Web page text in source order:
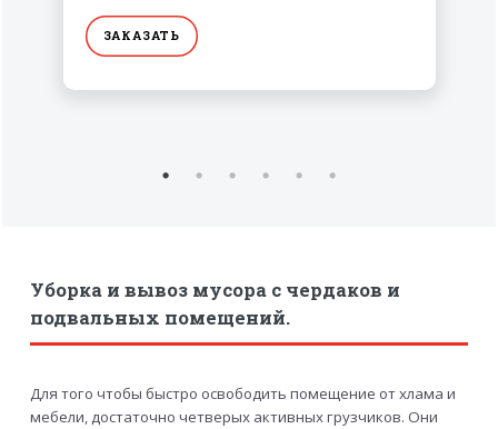
ЗАКАЗАТЬ
Уборка и вывоз мусора с чердаков и
подвальных помещений.
Для того чтобы быстро освободить помещение от хлама и
мебели, достаточно четверых активных грузчиков. Они